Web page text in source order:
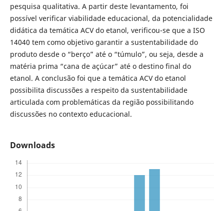
pesquisa qualitativa. A partir deste levantamento, foi
possível verificar viabilidade educacional, da potencialidade
didática da temática ACV do etanol, verificou-se que a ISO
14040 tem como objetivo garantir a sustentabilidade do
produto desde o “berço” até o “túmulo”, ou seja, desde a
matéria prima “cana de açúcar” até o destino final do
etanol. A conclusão foi que a temática ACV do etanol
possibilita discussões a respeito da sustentabilidade
articulada com problemáticas da região possibilitando
discussões no contexto educacional.
Downloads